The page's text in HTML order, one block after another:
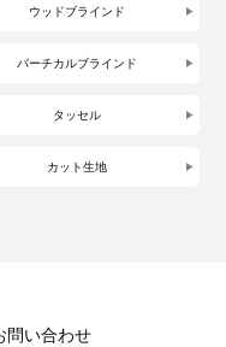
ウッドブラインド
バーチカルブラインド
タッセル
カット生地
問い合わせ